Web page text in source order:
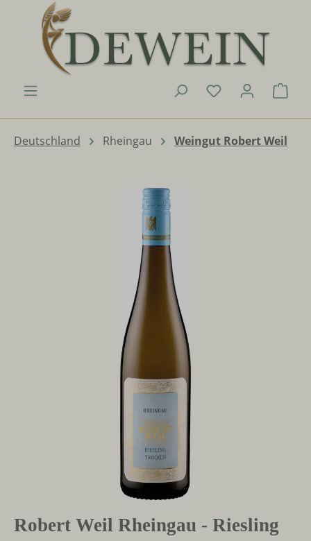
Zum Hauptinhalt springen
Du hast 0
Deutschland Rheingau Weingut Robert Weil
Robert Weil Rheingau - Riesling